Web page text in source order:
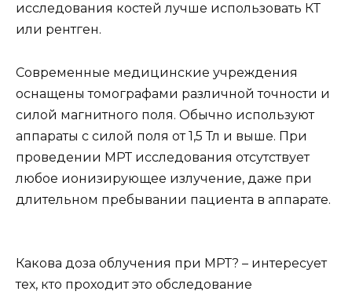
исследования костей лучше использовать КТ
или рентген.
Современные медицинские учреждения
оснащены томографами различной точности и
силой магнитного поля. Обычно используют
аппараты с силой поля от 1,5 Тл и выше. При
проведении МРТ исследования отсутствует
любое ионизирующее излучение, даже при
длительном пребывании пациента в аппарате.
Какова доза облучения при МРТ? – интересует
тех, кто проходит это обследование